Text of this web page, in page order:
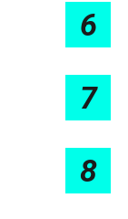
6
7
8